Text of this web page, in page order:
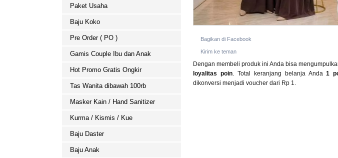
Paket Usaha
Baju Koko
Pre Order ( PO )
Gamis Couple Ibu dan Anak
Hot Promo Gratis Ongkir
Tas Wanita dibawah 100rb
Masker Kain / Hand Sanitizer
Kurma / Kismis / Kue
Baju Daster
Baju Anak
Bagikan di Facebook
Kirim ke teman
Dengan membeli produk ini Anda bisa
loyalitas poin. Total keranjang belanja Anda1
dikonversi menjadi voucher dari Rp 1.